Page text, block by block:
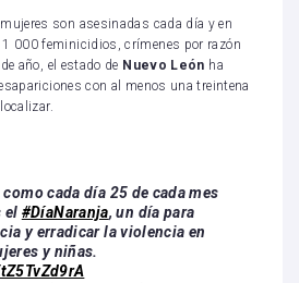
son asesinadas cada día y en
000 feminicidios, crímenes por razón
año, el estado de Nuevo León ha
con al menos una treintena
cada día 25 de cada mes
el #DíaNaranja, un día para
y erradicar la violencia en
y niñas.